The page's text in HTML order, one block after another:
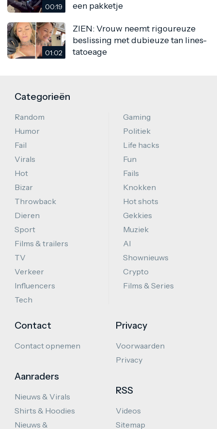
00:19
een pakketje
01:02
ZIEN: Vrouw neemt rigoureuze
beslissing met dubieuze tan lines-
tatoeage
Categorieën
Random
Humor
Fail
Virals
Hot
Bizar
Throwback
Dieren
Sport
Films & trailers
TV
Verkeer
Influencers
Tech
Gaming
Politiek
Life hacks
Fun
Fails
Knokken
Hot shots
Gekkies
Muziek
AI
Shownieuws
Crypto
Films & Series
Contact
Contact opnemen
Aanraders
Nieuws & Virals
Shirts & Hoodies
Nieuws &
Privacy
Voorwaarden
Privacy
RSS
Videos
Sitemap